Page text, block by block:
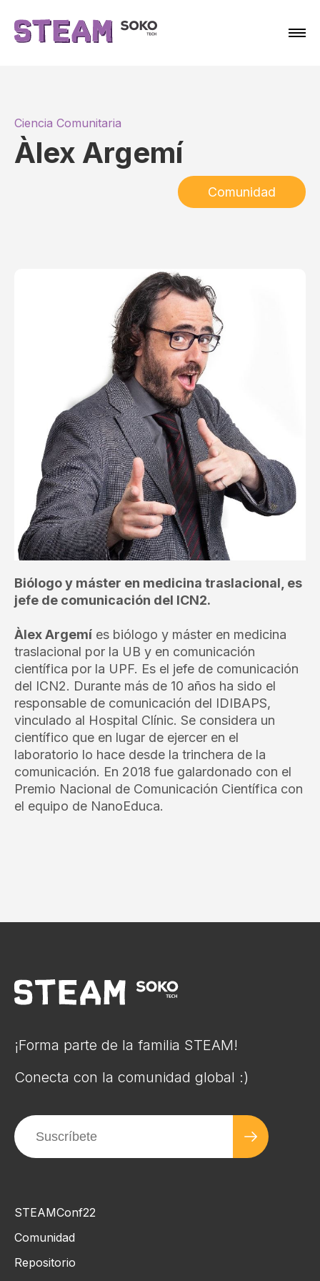
Ciencia Comunitaria
Àlex Argemí
Comunidad
Biólogo y máster en medicina traslacional, es
jefe de comunicación del ICN2.
Àlex Argemí es biólogo y máster en medicina
traslacional por la UB y en comunicación
científica por la UPF. Es el jefe de comunicación
del ICN2. Durante más de 10 años ha sido el
responsable de comunicación del IDIBAPS,
vinculado al Hospital Clínic. Se considera un
científico que en lugar de ejercer en el
laboratorio lo hace desde la trinchera de la
comunicación. En 2018 fue galardonado con el
Premio Nacional de Comunicación Científica con
el equipo de NanoEduca.
¡Forma parte de la familia STEAM!
Conecta con la comunidad global :)
STEAMConf22
Comunidad
Repositorio